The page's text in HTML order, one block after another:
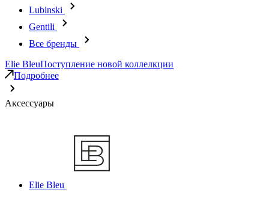
Lubinski
Gentili
Все бренды
Elie BleuПоступление новой коллелкции
Подробнее
Аксессуары
Elie Bleu